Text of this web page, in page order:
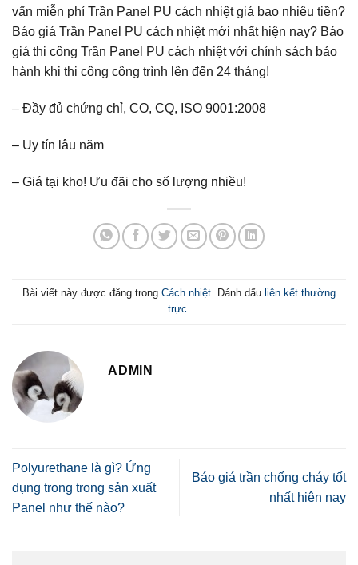
vấn miễn phí Trần Panel PU cách nhiệt giá bao nhiêu tiền?
Báo giá Trần Panel PU cách nhiệt mới nhất hiện nay? Báo
giá thi công Trần Panel PU cách nhiệt với chính sách bảo
hành khi thi công công trình lên đến 24 tháng!
– Đầy đủ chứng chỉ, CO, CQ, ISO 9001:2008
– Uy tín lâu năm
– Giá tại kho! Ưu đãi cho số lượng nhiều!
Bài viết này được đăng trong Cách nhiệt . Đánh dấu liên kết thường
trực
ADMIN
Polyurethane là gì? Ứng
dụng trong trong sản xuất
Panel như thế nào?
Báo giá trần chống cháy tốt
nhất hiện nay